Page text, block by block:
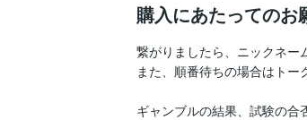
購入にあたってのお
繋がりましたら、ニックネー
また、順番待ちの場合はトー
ギャンブルの結果、試験の合